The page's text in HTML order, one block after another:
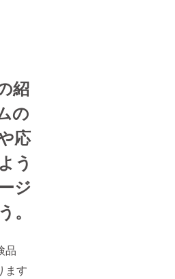
紹
の
応
う
ジ
。
品
ます